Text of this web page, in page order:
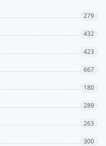
279
432
423
667
180
289
263
300